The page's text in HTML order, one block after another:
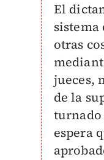
El
otras
jueces,
de la
turnado
espera